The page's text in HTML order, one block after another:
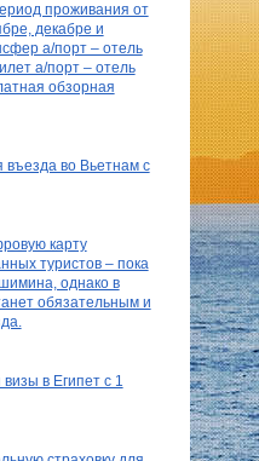
проживания от
декабре и
а/порт – отель
а/порт – отель
обзорная
во Вьетнам с
карту
туристов – пока
однако в
обязательным и
в Египет c 1